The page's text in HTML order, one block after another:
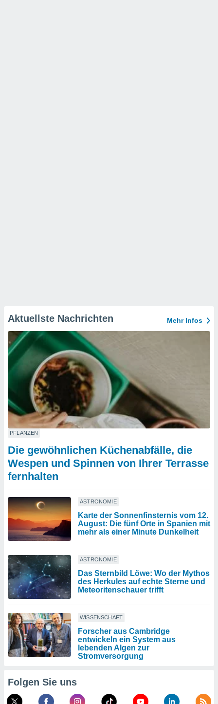
Aktuellste Nachrichten Mehr Infos
PFLANZEN
Die gewöhnlichen Küchenabfälle, die
Wespen und Spinnen von Ihrer Terrasse
fernhalten
ASTRONOMIE
Karte der Sonnenfinsternis vom 12.
August: Die fünf Orte in Spanien mit
mehr als einer Minute Dunkelheit
ASTRONOMIE
Das Sternbild Löwe: Wo der Mythos
des Herkules auf echte Sterne und
Meteoritenschauer trifft
WISSENSCHAFT
Forscher aus Cambridge
entwickeln ein System aus
lebenden Algen zur
Stromversorgung
Folgen Sie uns